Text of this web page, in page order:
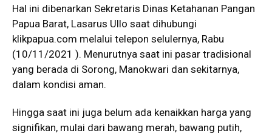
Hal ini dibenarkan Sekretaris Dinas Ketahanan Pangan
Papua Barat, Lasarus Ullo saat dihubungi
klikpapua.com melalui telepon selulernya, Rabu
(10/11/2021 ). Menurutnya saat ini pasar tradisional
yang berada di Sorong, Manokwari dan sekitarnya,
dalam kondisi aman.
Hingga saat ini juga belum ada kenaikkan harga yang
signifikan, mulai dari bawang merah, bawang putih,